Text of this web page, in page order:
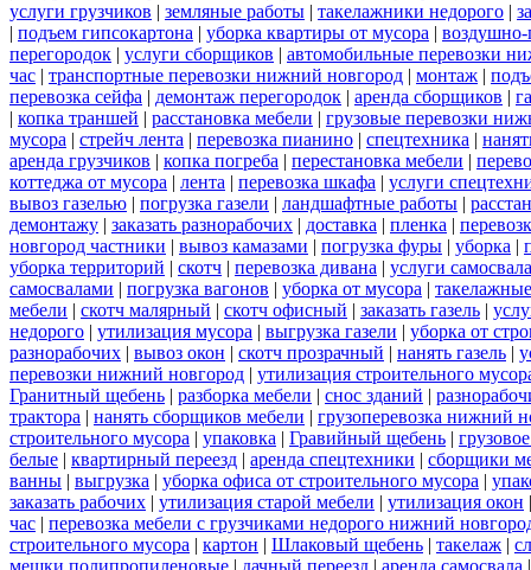
услуги грузчиков | земляные работы | такелажники недорого |
| подъем гипсокартона | уборка квартиры от мусора | воздушно-
перегородок | услуги сборщиков | автомобильные перевозки
час | транспортные перевозки нижний новгород | монтаж |
перевозка сейфа | демонтаж перегородок | аренда сборщиков |
| копка траншей | расстановка мебели | грузовые перевозки
мусора | стрейч лента | перевозка пианино | спецтехника |
аренда грузчиков | копка погреба | перестановка мебели |
коттеджа от мусора | лента | перевозка шкафа | услуги
вывоз газелью | погрузка газели | ландшафтные работы |
демонтажу | заказать разнорабочих | доставка | пленка |
новгород частники | вывоз камазами | погрузка фуры | уборка |
уборка территорий | скотч | перевозка дивана | услуги самосвала
самосвалами | погрузка вагонов | уборка от мусора |
мебели | скотч малярный | скотч офисный | заказать газель |
недорого | утилизация мусора | выгрузка газели | уборка от
разнорабочих | вывоз окон | скотч прозрачный | нанять газель |
перевозки нижний новгород | утилизация строительного
Гранитный щебень | разборка мебели | снос зданий |
трактора | нанять сборщиков мебели | грузоперевозка нижний
строительного мусора | упаковка | Гравийный щебень |
белые | квартирный переезд | аренда спецтехники | сборщики
ванны | выгрузка | уборка офиса от строительного мусора |
заказать рабочих | утилизация старой мебели | утилизация окон
час | перевозка мебели с грузчиками недорого нижний
строительного мусора | картон | Шлаковый щебень | такелаж |
мешки полипропиленовые | дачный переезд | аренда самосвала